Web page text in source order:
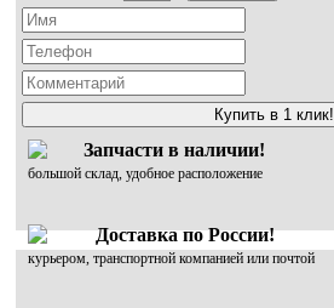
Купить в 1 клик!
Запчасти в наличии!
большой склад, удобное расположение
Доставка по России!
курьером, транспортной компанией или почтой